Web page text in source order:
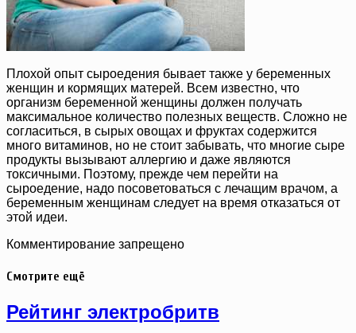
Плохой опыт сыроедения бывает также у беременных
женщин и кормящих матерей. Всем известно, что
организм беременной женщины должен получать
максимальное количество полезных веществ. Сложно не
согласиться, в сырых овощах и фруктах содержится
много витаминов, но не стоит забывать, что многие сыре
продукты вызывают аллергию и даже являются
токсичными. Поэтому, прежде чем перейти на
сыроедение, надо посоветоваться с лечащим врачом, а
беременным женщинам следует на время отказаться от
этой идеи.
Комментирование запрещено
Смотрите ещё
Рейтинг электробритв